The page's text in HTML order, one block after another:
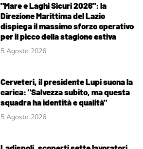
"Mare e Laghi Sicuri 2026": la
Direzione Marittima del Lazio
dispiega il massimo sforzo operativo
per il picco della stagione estiva
5 Agosto 2026
Cerveteri, il presidente Lupi suona la
carica: "Salvezza subito, ma questa
squadra ha identità e qualità"
5 Agosto 2026